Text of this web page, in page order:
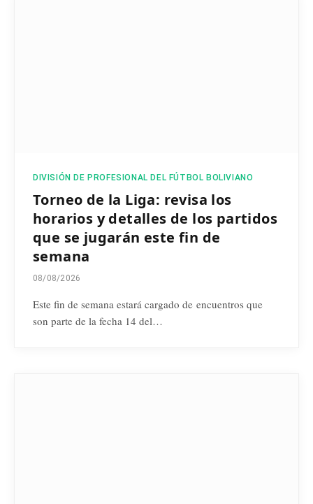
DIVISIÓN DE PROFESIONAL DEL FÚTBOL BOLIVIANO
Torneo de la Liga: revisa los
horarios y detalles de los partidos
que se jugarán este fin de
semana
08/08/2026
Este fin de semana estará cargado de encuentros que
son parte de la fecha 14 del…